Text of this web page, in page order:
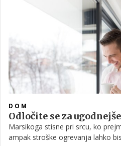
DOM
Odločite se za
Marsikoga stisne pri srcu, ko
ampak stroške ogrevanja lahko